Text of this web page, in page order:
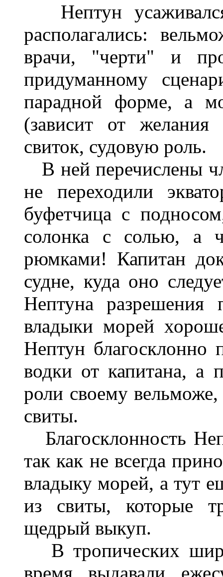
Нептун усажива
располагались:
врачи, "черти" и
придуманному
парадной форме, а
(зависит от
свиток, судовую роль.
В ней перечислены
не переходили
буфетчица с
солонка с солью, а
рюмками! Капитан
судне, куда оно
Нептуна разрешения
владыки морей
Нептун
водки от капитана, а
роли своему вельможе,
свиты.
Благосклонность
так как не всегда
владыку морей, а тут
из свиты, которые
щедрый выкуп.
В тропических